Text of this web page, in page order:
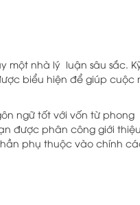
một nhà lý luận sâu sắc.
biểu hiện để giúp cuộc
ngữ tốt với vốn từ phong
được phân công giới
phụ thuộc vào chính